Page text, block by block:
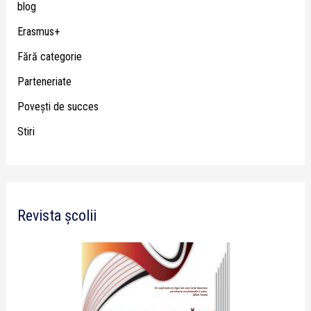
blog
Erasmus+
Fără categorie
Parteneriate
Poveşti de succes
Stiri
Revista școlii